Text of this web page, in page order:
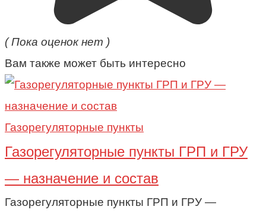
( Пока оценок нет )
Вам также может быть интересно
Газорегуляторные пункты
Газорегуляторные пункты ГРП и ГРУ
— назначение и состав
Газорегуляторные пункты ГРП и ГРУ —